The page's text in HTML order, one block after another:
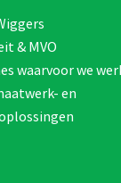
& MVO
waarvoor we
en